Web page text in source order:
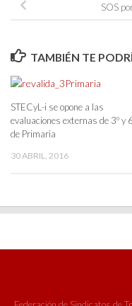
SOS
TAMBIÉN TE
STECyL-i se opone a las
evaluaciones externas de 3º y
de Primaria
30 ABRIL, 2016